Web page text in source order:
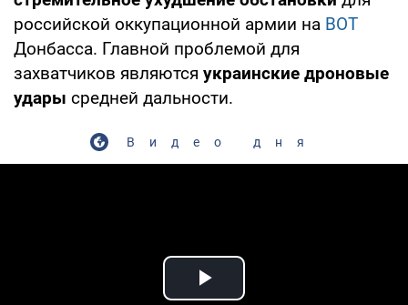
российской оккупационной армии на ВОТ
Донбасса. Главной проблемой для
захватчиков являются украинские дроновые
удары средней дальности.
Видео дня
Play Video